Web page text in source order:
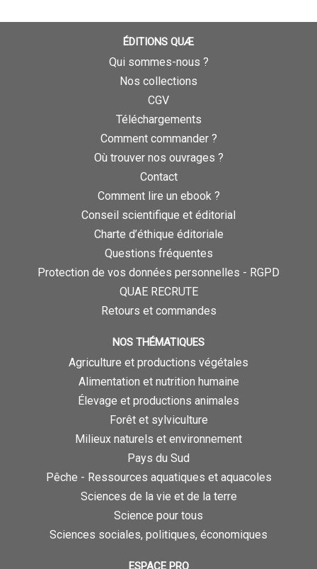
ÉDITIONS QUÆ
Qui sommes-nous ?
Nos collections
CGV
Téléchargements
Comment commander ?
Où trouver nos ouvrages ?
Contact
Comment lire un ebook ?
Conseil scientifique et éditorial
Charte d’éthique éditoriale
Questions fréquentes
Protection de vos données personnelles - RGPD
QUAE RECRUTE
Retours et commandes
NOS THÉMATIQUES
Agriculture et productions végétales
Alimentation et nutrition humaine
Élevage et productions animales
Forêt et sylviculture
Milieux naturels et environnement
Pays du Sud
Pêche - Ressources aquatiques et aquacoles
Sciences de la vie et de la terre
Science pour tous
Sciences sociales, politiques, économiques
ESPACE PRO